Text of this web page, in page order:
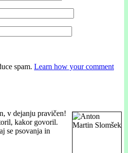
spam. Learn how your comment
v dejanju pravičen!
kakor govoril.
se psovanja in